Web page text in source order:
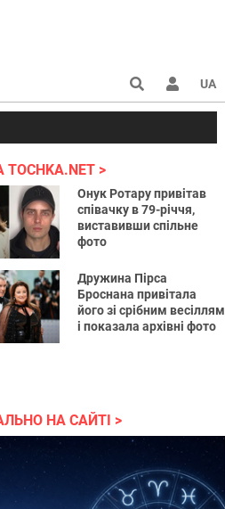
UA
2022
Онук Ротару привітав
співачку в 79-річчя,
виставивши спільне
фото
Дружина Пірса
Броснана привітала
його зі срібним весіллям
і показала архівні фото
НА САЙТІ